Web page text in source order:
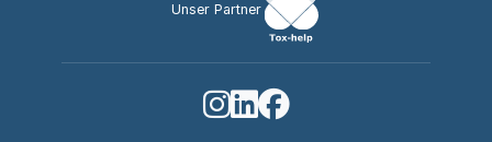
Unser Partner